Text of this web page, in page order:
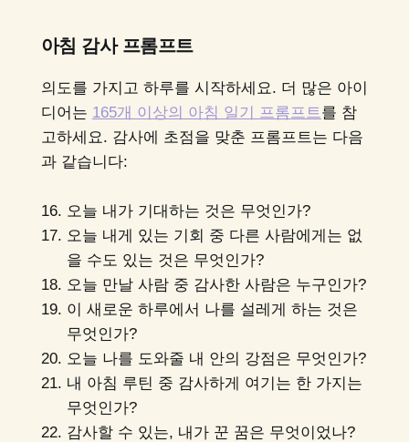
아침 감사 프롬프트
의도를 가지고 하루를 시작하세요. 더 많은 아이
디어는 165개 이상의 아침 일기 프롬프트 를 참
고하세요. 감사에 초점을 맞춘 프롬프트는 다음
과 같습니다:
오늘 내가 기대하는 것은 무엇인가?
오늘 내게 있는 기회 중 다른 사람에게는 없
을 수도 있는 것은 무엇인가?
오늘 만날 사람 중 감사한 사람은 누구인가?
이 새로운 하루에서 나를 설레게 하는 것은
무엇인가?
오늘 나를 도와줄 내 안의 강점은 무엇인가?
내 아침 루틴 중 감사하게 여기는 한 가지는
무엇인가?
감사할 수 있는, 내가 꾼 꿈은 무엇이었나?